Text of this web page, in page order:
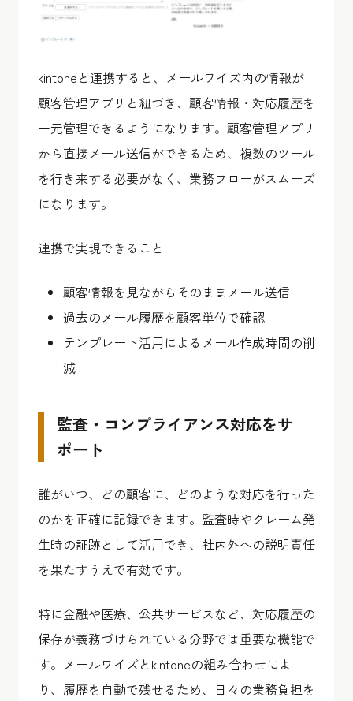
kintoneと連携すると、メールワイズ内の情報が
顧客管理アプリと紐づき、顧客情報・対応履歴を
一元管理できるようになります。顧客管理アプリ
から直接メール送信ができるため、複数のツール
を行き来する必要がなく、業務フローがスムーズ
になります。
連携で実現できること
顧客情報を見ながらそのままメール送信
過去のメール履歴を顧客単位で確認
テンプレート活用によるメール作成時間の削
減
監査・コンプライアンス対応をサ
ポート
誰がいつ、どの顧客に、どのような対応を行った
のかを正確に記録できます。監査時やクレーム発
生時の証跡として活用でき、社内外への説明責任
を果たすうえで有効です。
特に金融や医療、公共サービスなど、対応履歴の
保存が義務づけられている分野では重要な機能で
す。メールワイズとkintoneの組み合わせによ
り、履歴を自動で残せるため、日々の業務負担を